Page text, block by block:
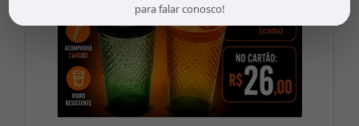
para falar conosco!